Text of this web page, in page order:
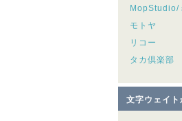
MopStudio/
モトヤ
リコー
タカ倶楽部
文字ウェイト